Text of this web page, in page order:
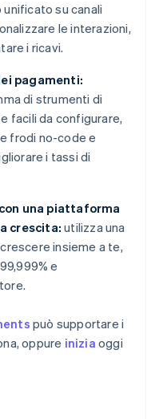
su canali
le interazioni,
i ricavi.
pagamenti:
di strumenti di
facili da configurare,
frodi no-code e
i tassi di
una piattaforma
crescita: utilizza una
insieme a te,
e
può supportare i
oppure inizia oggi